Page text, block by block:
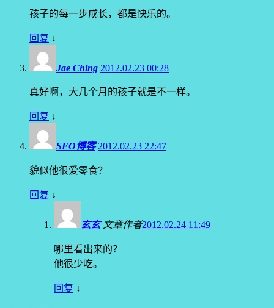
孩子的每一步成长，都是快乐的。
回复 ↓
Jae Ching 2012.02.23 00:28
真好啊，大几个月的孩子就是不一样。
回复 ↓
SEO博客 2012.02.23 22:47
貌似他很爱零食？
回复 ↓
玄玄 文章作者2012.02.24 11:49
哪里看出来的？
他很少吃。
回复 ↓